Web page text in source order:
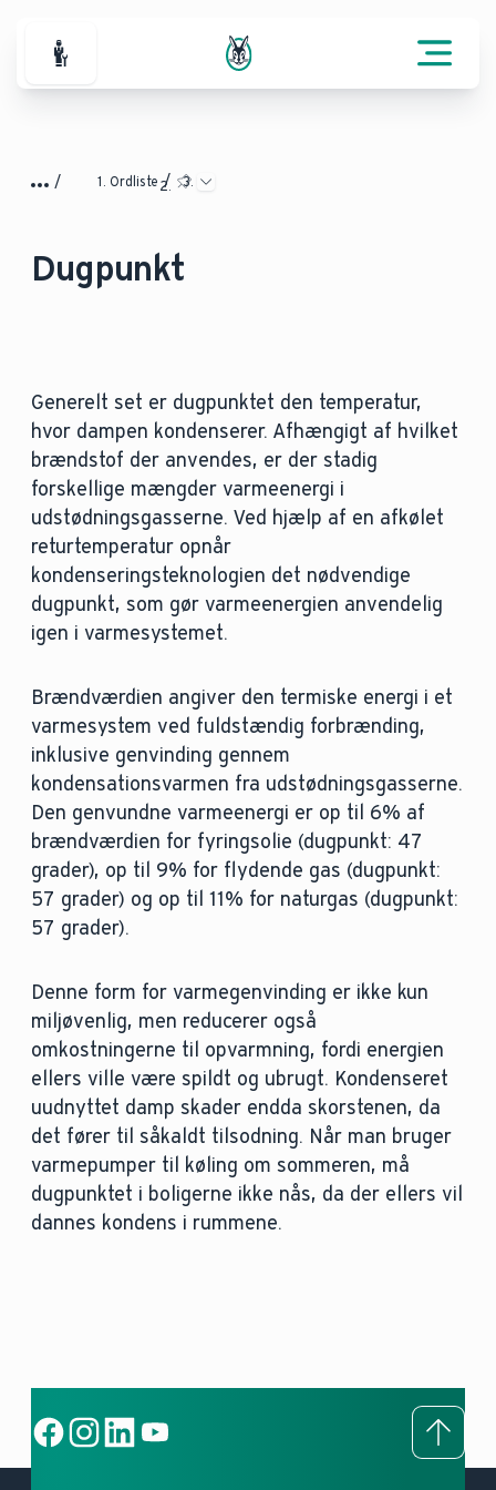
For professionelle
Ordliste
Dugpunkt
Generelt set er dugpunktet den temperatur,
hvor dampen kondenserer. Afhængigt af hvilket
brændstof der anvendes, er der stadig
forskellige mængder varmeenergi i
udstødningsgasserne. Ved hjælp af en afkølet
returtemperatur opnår
kondenseringsteknologien det nødvendige
dugpunkt, som gør varmeenergien anvendelig
igen i varmesystemet.
Brændværdien angiver den termiske energi i et
varmesystem ved fuldstændig forbrænding,
inklusive genvinding gennem
kondensationsvarmen fra udstødningsgasserne.
Den genvundne varmeenergi er op til 6% af
brændværdien for fyringsolie (dugpunkt: 47
grader), op til 9% for flydende gas (dugpunkt:
57 grader) og op til 11% for naturgas (dugpunkt:
57 grader).
Denne form for varmegenvinding er ikke kun
miljøvenlig, men reducerer også
omkostningerne til opvarmning, fordi energien
ellers ville være spildt og ubrugt. Kondenseret
uudnyttet damp skader endda skorstenen, da
det fører til såkaldt tilsodning. Når man bruger
varmepumper til køling om sommeren, må
dugpunktet i boligerne ikke nås, da der ellers vil
dannes kondens i rummene.
To